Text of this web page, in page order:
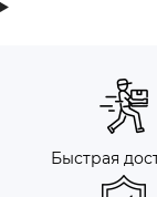
Быстрая